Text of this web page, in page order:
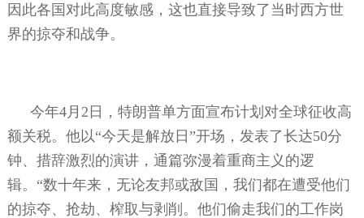
因此各国对此高度敏感，这也直接导致了当时西方世
界的掠夺和战争。
今年4月 2 日，特朗普单方面宣布计划对全球征收高
额关税。他以“今天是解放日”开场，发表了长达50分
钟、措辞激烈的演讲，通篇弥漫着重商主义的逻
辑。“数十年来，无论友邦或敌国，我们都在遭受他们
的掠夺、抢劫、榨取与剥削。他们偷走我们的工作岗